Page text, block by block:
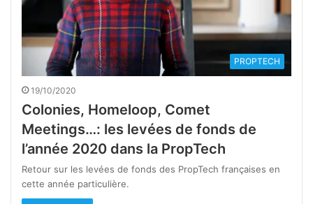
PROPTECH
19/10/2020
Colonies, Homeloop, Comet
Meetings…: les levées de fonds de
l’année 2020 dans la PropTech
Retour sur les levées de fonds des PropTech françaises en
cette année particulière.